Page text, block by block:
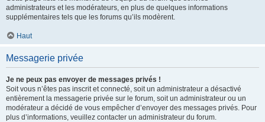
administrateurs et les modérateurs, en plus de quelques informations
supplémentaires tels que les forums qu’ils modèrent.
Haut
Messagerie privée
Je ne peux pas envoyer de messages privés !
Soit vous n’êtes pas inscrit et connecté, soit un administrateur a désactivé
entièrement la messagerie privée sur le forum, soit un administrateur ou un
modérateur a décidé de vous empêcher d’envoyer des messages privés. Pour
plus d’informations, veuillez contacter un administrateur du forum.